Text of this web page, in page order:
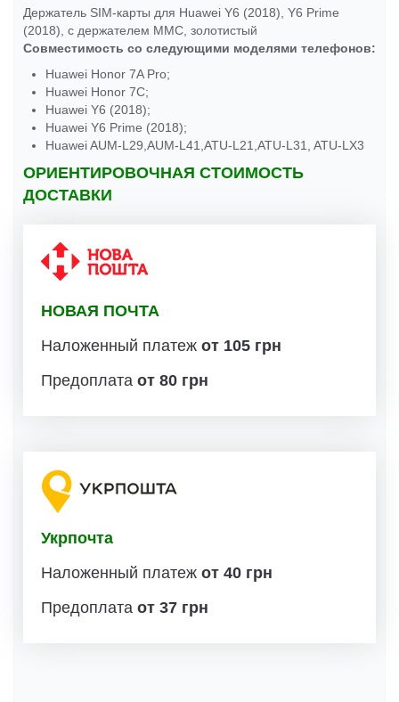
Держатель SIM-карты для Huawei Y6 (2018), Y6 Prime
(2018), c держателем MMC, золотистый
Совместимость со следующими моделями телефонов:
Huawei Honor 7A Pro;
Huawei Honor 7C;
Huawei Y6 (2018);
Huawei Y6 Prime (2018);
Huawei AUM-L29,AUM-L41,ATU-L21,ATU-L31, ATU-LX3
ОРИЕНТИРОВОЧНАЯ СТОИМОСТЬ
ДОСТАВКИ
НОВАЯ ПОЧТА
Наложенный платеж от 105 грн
Предоплата от 80 грн
Укрпочта
Наложенный платеж от 40 грн
Предоплата от 37 грн